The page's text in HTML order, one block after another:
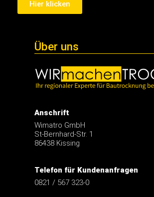
Hier klicken
Über uns
Anschrift
Wimatro GmbH
St-Bernhard-Str. 1
86438 Kissing
Telefon für Kundenanfragen
0821 / 567 323-0